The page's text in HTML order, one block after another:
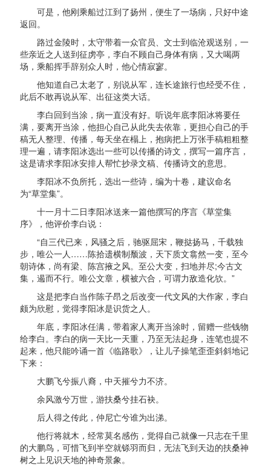
可是，他刚乘船过江到了扬州，便生了一场病，只好中途
返回。
路过金陵时，太守带着一众官员、文士到临沧观送别，一
些亲近之人送到征虏亭，李白不顾自己身体有病，又大喝两
场，乘船挥手辞别众人时，他心情寂寥。
他知道自己太老了，别说从军，连长途旅行也经受不住，
此后不敢再说从军、出征这类大话。
李白回到当涂，病一直没有好。听说年底李阳冰将要任
满，要离开当涂，他担心自己从此失去依靠，更担心自己的手
稿无人整理、传播，每天坐在榻上，抱病把上万张手稿粗粗整
理一遍，请李阳冰选出一些可以传播的诗文，撰写一篇序言，
这是请求李阳冰安排人帮忙抄录文稿、传播诗文的意思。
李阳冰不负所托，选出一些诗，编为十卷，建议命名
为“草堂集”。
十一月十二日李阳冰送来一篇他撰写的序言《草堂集
序》，他评价李白说：
“自三代已来，风骚之后，驰驱屈宋，鞭挞扬马，千载独
步，唯公一人……陈拾遗横制颓波，天下质文翕然一变，至今
朝诗体，尚有梁、陈宫掖之风。至公大变，扫地并尽;今古文
集，遏而不行。唯公文章，横被六合，可谓力敌造化欤。”
这是把李白当作陈子昂之后改变一代文风的大作家，李白
颇为欣慰，觉得李阳冰是识货之人。
年底，李阳冰任满，带着家人离开当涂时，留赠一些钱物
给李白。李白的病一天比一天重，乃至无法起身，连笔也提不
起来，他只能吟诵一首《临路歌》，让儿子操笔歪歪斜斜地记
下来：
大鹏飞兮振八裔，中天摧兮力不济。
余风激兮万世，游扶桑兮挂石袂。
后人得之传此，仲尼亡兮谁为出涕。
他行将就木，经常莫名感伤，觉得自己就像一只志在千里
的大鹏鸟，可惜飞到半空就铩羽而归，无法飞到天边的扶桑神
树之上见识天地的神奇景象。